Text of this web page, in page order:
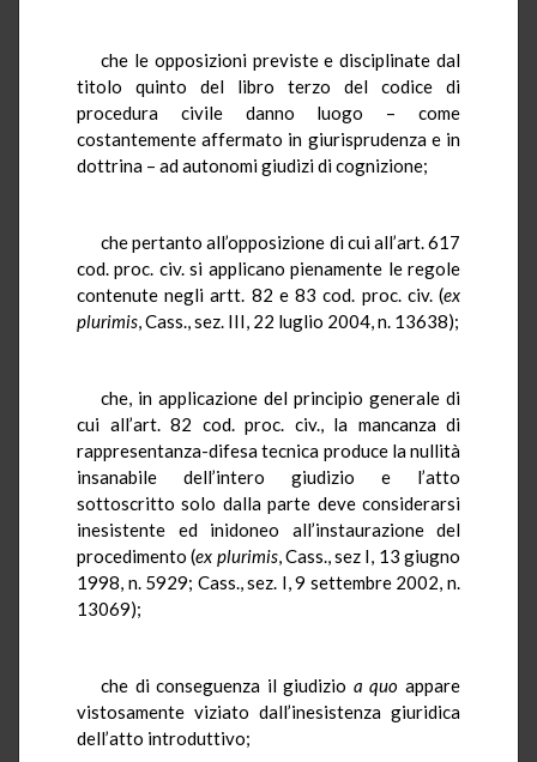
che le opposizioni previste e disciplinate dal
titolo quinto del libro terzo del codice di
procedura civile danno luogo – come
costantemente affermato in giurisprudenza e in
dottrina – ad autonomi giudizi di cognizione;
che pertanto all’opposizione di cui all’art. 617
cod. proc. civ. si applicano pienamente le regole
contenute negli artt. 82 e 83 cod. proc. civ. (ex
plurimis, Cass., sez. III, 22 luglio 2004, n. 13638);
che, in applicazione del principio generale di
cui all’art. 82 cod. proc. civ., la mancanza di
rappresentanza-difesa tecnica produce la nullità
insanabile dell’intero giudizio e l’atto
sottoscritto solo dalla parte deve considerarsi
inesistente ed inidoneo all’instaurazione del
procedimento (ex plurimis, Cass., sez I, 13 giugno
1998, n. 5929; Cass., sez. I, 9 settembre 2002, n.
13069);
che di conseguenza il giudizio a quo appare
vistosamente viziato dall’inesistenza giuridica
dell’atto introduttivo;